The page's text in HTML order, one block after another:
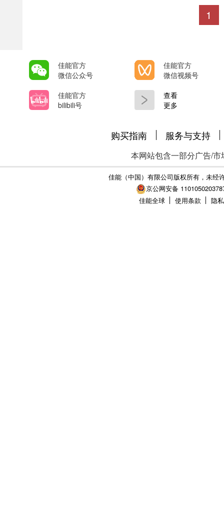
1
佳能官方
微信公众号
佳能官方
微信视频号
佳能官方
bilibili号
查看
更多
购买指南 服务与支持
本网站包含一部分广告/
佳能（中国）有限公司版权所有，未经
京公网安备
佳能全球
使用条款 隐